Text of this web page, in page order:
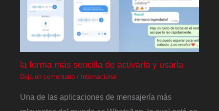
la forma más sencilla de activarla y usarla
Deja un comentario / Internacional
Una de las aplicaciones de mensajería más